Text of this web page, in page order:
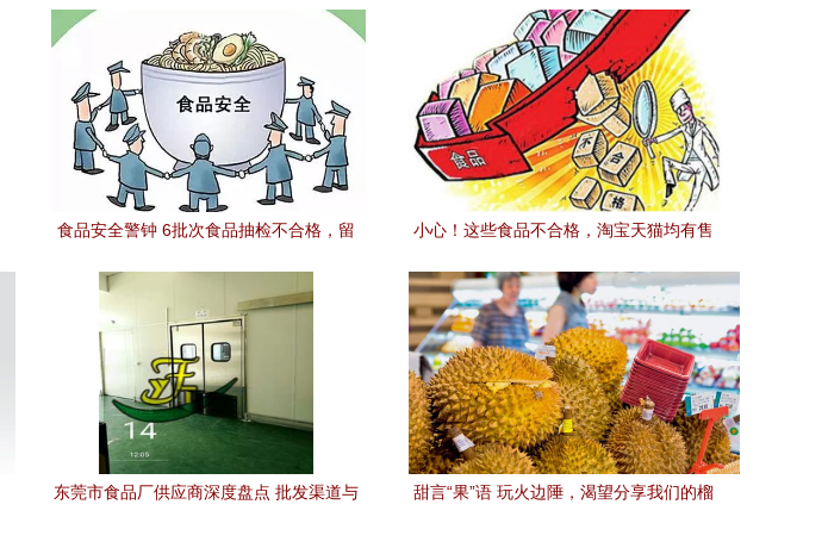
食品安全警钟 6批次食品抽检不合格，留
小心！这些食品不合格，淘宝天猫均有售
东莞市食品厂供应商深度盘点 批发渠道与
甜言“果”语 玩火边陲，渴望分享我们的榴